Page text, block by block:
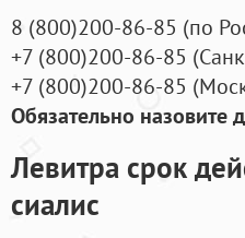
8 (800)200-86-85 (по
+7 (800)200-86-85 (
+7 (800)200-86-85 (
Обязательно
Левитра срок
сиалис